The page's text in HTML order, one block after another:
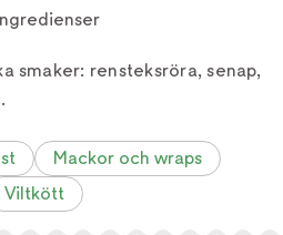
smaker: rensteksröra, senap,
Mackor och wraps
Viltkött